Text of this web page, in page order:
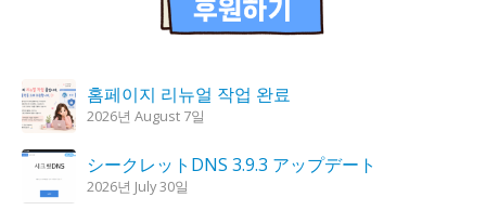
홈페이지 리뉴얼 작업 완료
2026년 August 7일
シークレットDNS 3.9.3 アップデート
2026년 July 30일